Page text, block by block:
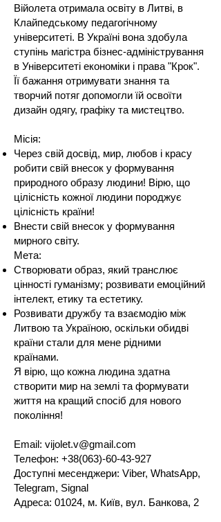
Війолета отримала освіту в Литві, в
Клайпедському педагогічному
університеті. В Україні вона здобула
ступінь магістра бізнес-адміністрування
в Університеті економіки і права "Крок".
Її бажання отримувати знання та
творчий потяг допомогли їй освоїти
дизайн одягу, графіку та мистецтво.
Місія:
Через свій досвід, мир, любов і красу
робити свій внесок у формування
природного образу людини! Вірю, що
цілісність кожної людини породжує
цілісність країни!
Внести свій внесок у формування
мирного світу.
Мета:
Створювати образ, який транслює
цінності гуманізму; розвивати емоційний
інтелект, етику та естетику.
Розвивати дружбу та взаємодію між
Литвою та Україною, оскільки обидві
країни стали для мене рідними
країнами.
Я вірю, що кожна людина здатна
створити мир на землі та формувати
життя на кращий спосіб для нового
покоління!
Email: vijolet.v@gmail.com
Телефон: +38(063)-60-43-927
Доступні месенджери: Viber, WhatsApp,
Telegram, Signal
Адреса: 01024, м. Київ, вул. Банкова, 2